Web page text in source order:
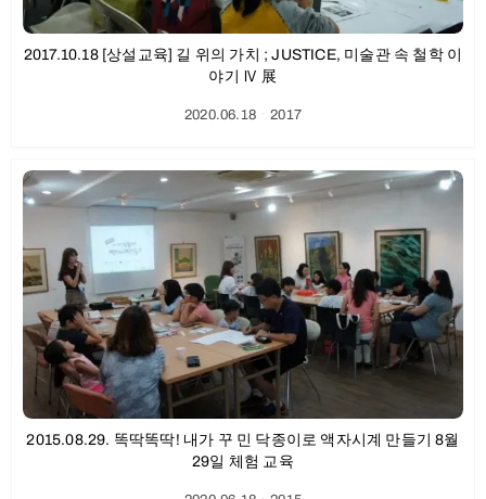
2017.10.18 [상설교육] 길 위의 가치 ; JUSTICE, 미술관 속 철학 이
야기 Ⅳ 展
2020.06.18ㆍ2017
2015.08.29. 똑딱똑딱! 내가 꾸 민 닥종이로 액자시계 만들기 8월
29일 체험 교육